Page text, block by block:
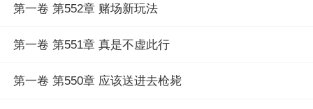
第一卷 第552章 赌场新玩法
第一卷 第551章 真是不虚此行
第一卷 第550章 应该送进去枪毙